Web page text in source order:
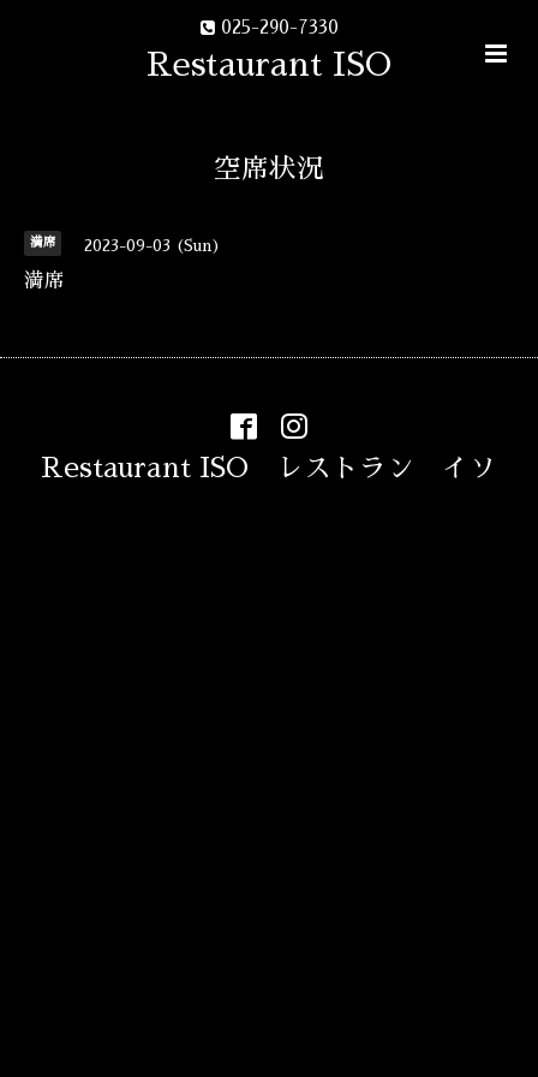
025-290-7330
Restaurant ISO
空席状況
満席 2023-09-03 (Sun)
満席
Restaurant ISO レストラン イソ